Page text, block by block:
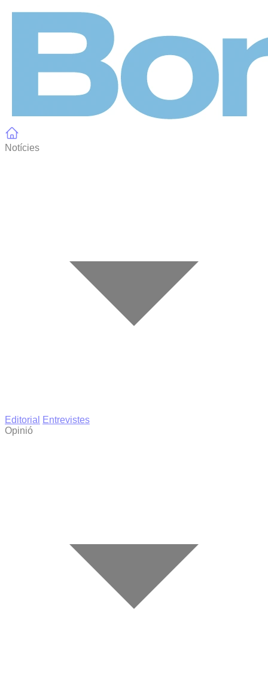
Notícies
Editorial
Entrevistes
Opinió